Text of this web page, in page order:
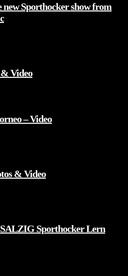
Sporthocker show from
Video
– Video
& Video
Sporthocker Lern